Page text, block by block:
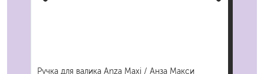
Ручка для валика Anza Maxi / Анза Макси